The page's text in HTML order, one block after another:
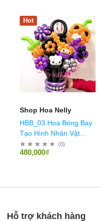
Hot
Shop Hoa Nelly
HBB_03 Hoa Bóng Bay
Tạo Hình Nhân Vật
Halloween
(0)
480,000₫
Hỗ trợ khách hàng